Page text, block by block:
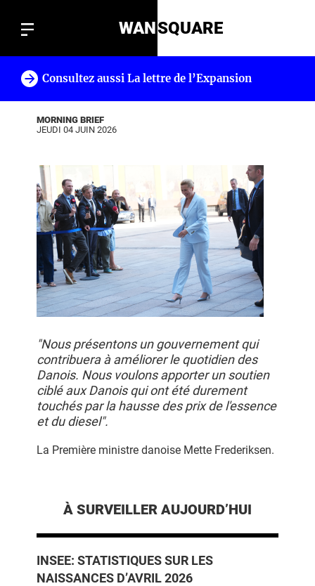
WANSQUARE
Consultez aussi La lettre de l’Expansion
MORNING BRIEF
JEUDI 04 JUIN 2026
"Nous présentons un gouvernement qui
contribuera à améliorer le quotidien des
Danois. Nous voulons apporter un soutien
ciblé aux Danois qui ont été durement
touchés par la hausse des prix de l'essence
et du diesel".
La Première ministre danoise Mette Frederiksen.
À SURVEILLER AUJOURD’HUI
INSEE: STATISTIQUES SUR LES
NAISSANCES D’AVRIL 2026